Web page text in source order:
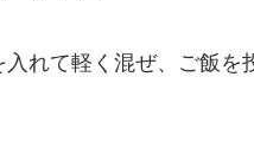
れて軽く混ぜ、ご飯